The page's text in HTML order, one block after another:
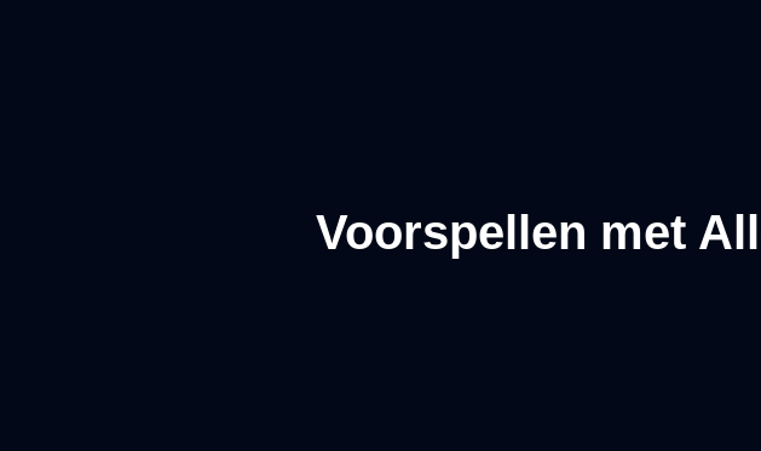
Voorspellen met